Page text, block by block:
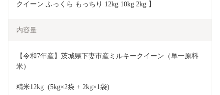
クイーン ふっくら もっちり 12kg 10kg 2kg 】
内容量
【令和7年産】茨城県下妻市産ミルキークイーン（単一原料
米）
精米12kg  (5kg×2袋 + 2kg×1袋)